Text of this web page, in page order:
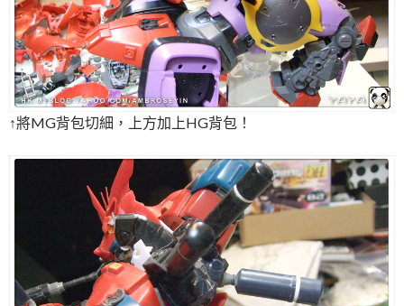
↑將MG背包切細，上方加上HG背包！